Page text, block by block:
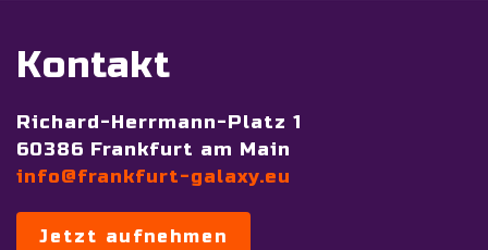
Kontakt
Richard-Herrmann-Platz 1
60386 Frankfurt am Main
info@frankfurt-galaxy.eu
Jetzt aufnehmen